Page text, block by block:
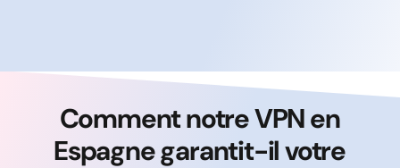
Comment notre VPN en
Espagne garantit-il votre